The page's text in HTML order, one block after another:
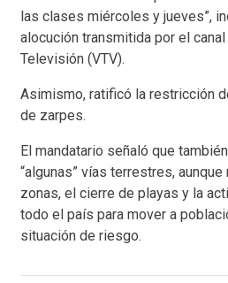
las clases miércoles y jueves”,
alocución transmitida por el
Televisión (VTV).
Asimismo, ratificó la restricción
de zarpes.
El mandatario señaló que
“algunas” vías terrestres,
zonas, el cierre de playas y la
todo el país para mover a
situación de riesgo.